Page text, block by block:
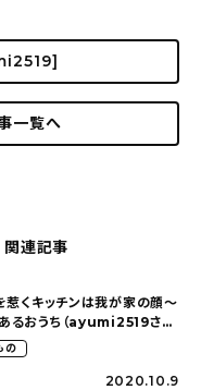
一覧へ
関連記事
惹くキッチンは我が家の顔〜
るおうち（ayumi2519さ
の
2020.10.9